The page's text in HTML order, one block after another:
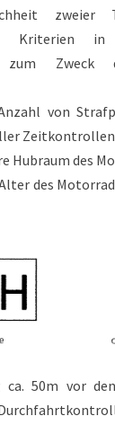
zweier
Kriterien
zum Zweck
von
Hubraum des
des
ca. 50m vor